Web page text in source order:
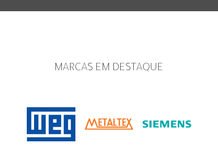
MARCAS EM DESTAQUE